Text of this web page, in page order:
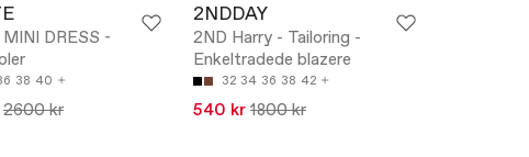
DRESS -
38 40
2600 kr
2NDDAY
2ND Harry - Tailoring -
Enkeltradede blazere
32 34 36 38 42
540 kr 1800 kr